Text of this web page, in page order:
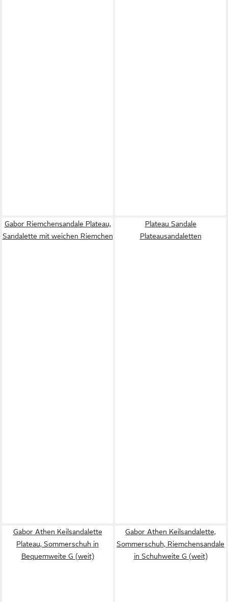
Gabor Riemchensandale Plateau,
Sandalette mit weichen Riemchen
Plateau Sandale
Plateausandaletten
Gabor Athen Keilsandalette
Plateau, Sommerschuh in
Bequemweite G (weit)
Gabor Athen Keilsandalette,
Sommerschuh, Riemchensandale
in Schuhweite G (weit)